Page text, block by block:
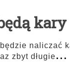
naliczać
zbyt długie...